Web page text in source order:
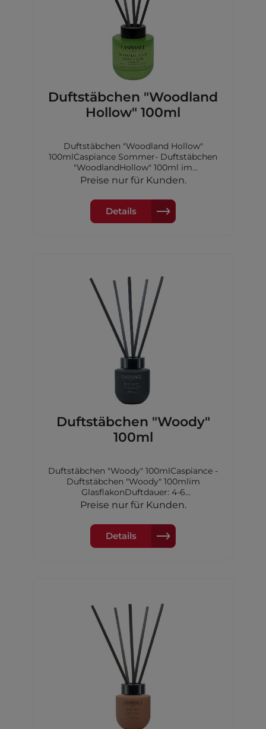
Duftstäbchen "Woodland
Hollow" 100ml
Duftstäbchen "Woodland Hollow"
100mlCaspiance Sommer- Duftstäbchen
"WoodlandHollow" 100ml im
GlasflakonDuftdauer: 4-6Wochen
undKieferHerznote: Amber, Safran, holzig
undEichenmoosBasisnote: Patchouli,
Zedernholz, Moschus undSandelholz
Preise nur für Kunden.
Details
Duftstäbchen "Woody"
100ml
Duftstäbchen "Woody" 100mlCaspiance -
Duftstäbchen "Woody" 100mlim
GlasflakonDuftdauer: 4-6
WochenKopfnote: Bergamotte, Orange,
Maiglöckchen, Jasmin, Erdbeere,Tanne,
LavendelBasisnote: Moschus, Vanille,
Nelke, Kardamom,Zimt
Preise nur für Kunden.
Details